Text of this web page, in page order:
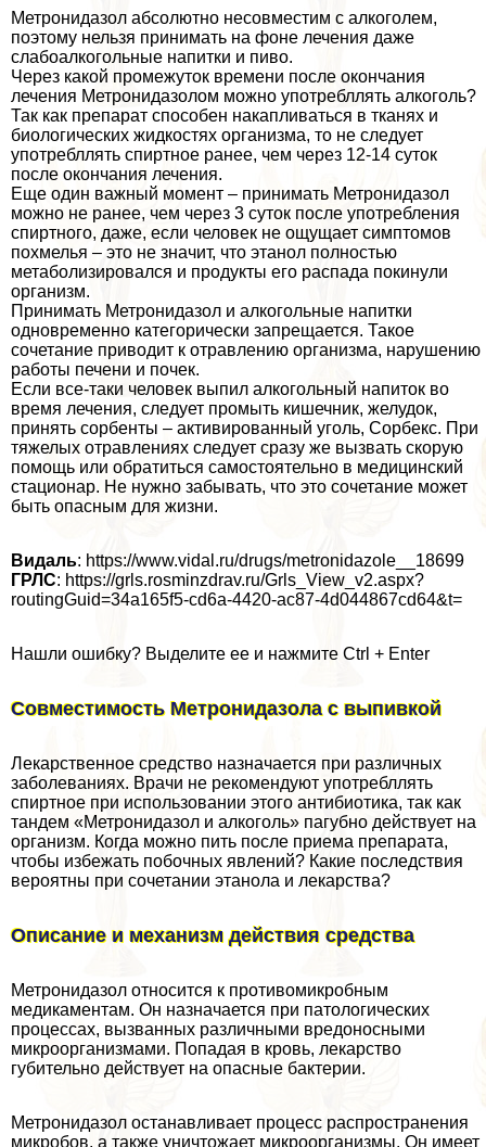
Метронидазол абсолютно несовместим с алкоголем,
поэтому нельзя принимать на фоне лечения даже
слабоалкогольные напитки и пиво.
Через какой промежуток времени после окончания
лечения Метронидазолом можно употрeбллять алкоголь?
Так как препарат способен накапливаться в тканях и
биологических жидкостях организма, то не следует
употрeбллять спиртное ранее, чем через 12-14 суток
после окончания лечения.
Еще один важный момент – принимать Метронидазол
можно не ранее, чем через 3 суток после употрeбления
спиртного, даже, если человек не ощущает симптомов
похмелья – это не значит, что этанол полностью
метаболизировался и продукты его распада покинули
организм.
Принимать Метронидазол и алкогольные напитки
одновременно категорически запрещается. Такое
сочетание приводит к отравлению организма, нарушению
работы печени и почек.
Если все-таки человек выпил алкогольный напиток во
время лечения, следует промыть кишечник, желудок,
принять сорбенты – активированный уголь, Сорбекс. При
тяжелых отравлениях следует сразу же вызвать скорую
помощь или обратиться самостоятельно в медицинский
стационар. Не нужно забывать, что это сочетание может
быть опасным для жизни.
Видаль: https://www.vidal.ru/drugs/metronidazole__18699
ГРЛС: https://grls.rosminzdrav.ru/Grls_View_v2.aspx?
routingGuid=34a165f5-cd6a-4420-ac87-4d044867cd64&t=
Нашли ошибку? Выделите ее и нажмите Ctrl + Enter
Совместимость Метронидазола с выпивкой
Лекарственное средство назначается при различных
заболеваниях. Врачи не рекомендуют употрeбллять
спиртное при использовании этого антибиотика, так как
тандем «Метронидазол и алкоголь» пагубно действует на
организм. Когда можно пить после приема препарата,
чтобы избежать побочных явлений? Какие последствия
вероятны при сочетании этанола и лекарства?
Описание и механизм действия средства
Метронидазол относится к противомикробным
медикаментам. Он назначается при патологических
процессах, вызванных различными вредоносными
микроорганизмами. Попадая в кровь, лекарство
губительно действует на опасные бактерии.
Метронидазол останавливает процесс распространения
микробов, а также уничтожает микроорганизмы. Он имеет